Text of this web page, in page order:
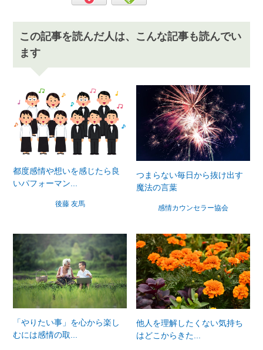
この記事を読んだ人は、こんな記事も読んでい
ます
都度感情や想いを感じたら良
いパフォーマン...
後藤 友馬
つまらない毎日から抜け出す
魔法の言葉
感情カウンセラー協会
「やりたい事」を心から楽し
むには感情の取...
他人を理解したくない気持ち
はどこからきた...